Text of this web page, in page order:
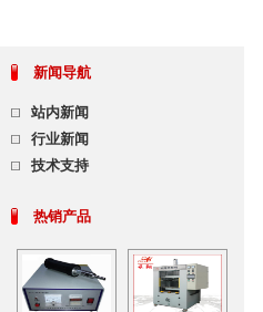
新闻导航
站内新闻
行业新闻
技术支持
热销产品